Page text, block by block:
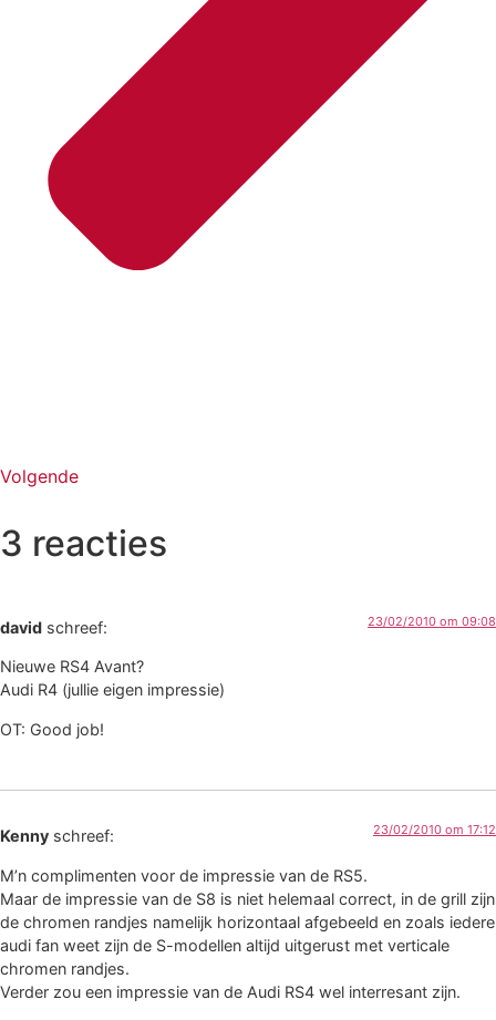
Volgende
3 reacties
david schreef: 23/02/2010 om 09:08
Nieuwe RS4 Avant?
Audi R4 (jullie eigen impressie)
OT: Good job!
Kenny schreef: 23/02/2010 om 17:12
M’n complimenten voor de impressie van de RS5.
Maar de impressie van de S8 is niet helemaal correct, in de grill zijn
de chromen randjes namelijk horizontaal afgebeeld en zoals iedere
audi fan weet zijn de S-modellen altijd uitgerust met verticale
chromen randjes.
Verder zou een impressie van de Audi RS4 wel interresant zijn.